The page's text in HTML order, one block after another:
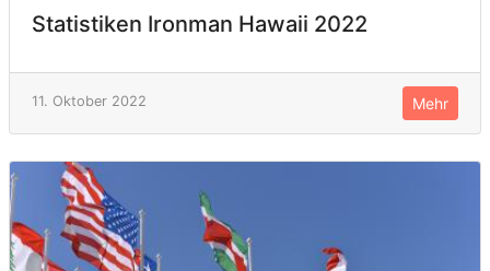
Statistiken Ironman Hawaii 2022
11. Oktober 2022 Mehr